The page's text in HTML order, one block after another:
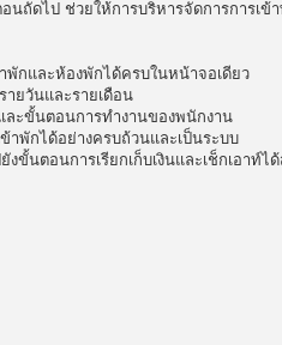
นถัดไป ช่วยให้การบริหารจัดการการเข้
พักและห้องพักได้ครบในหน้าจอเดียว
ายวันและรายเดือน
ะขั้นตอนการทำงานของพนักงาน
าพักได้อย่างครบถ้วนและเป็นระบบ
ขั้นตอนการเรียกเก็บเงินและเช็กเอาท์ไ